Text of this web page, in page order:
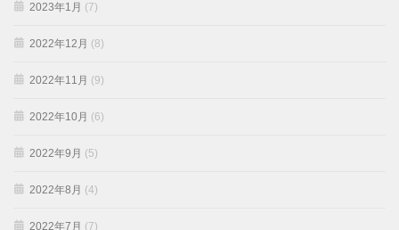
2023年1月 (7)
2022年12月 (8)
2022年11月 (9)
2022年10月 (6)
2022年9月 (5)
2022年8月 (4)
2022年7月 (7)